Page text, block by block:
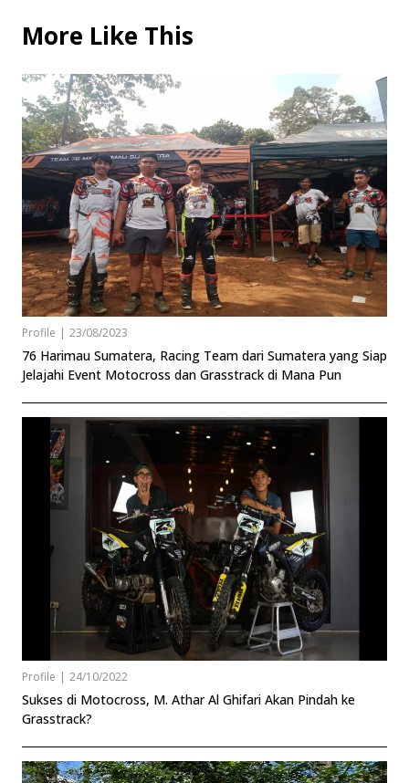
More Like This
Profile | 23/08/2023
76 Harimau Sumatera, Racing Team dari Sumatera yang Siap
Jelajahi Event Motocross dan Grasstrack di Mana Pun
Profile | 24/10/2022
Sukses di Motocross, M. Athar Al Ghifari Akan Pindah ke
Grasstrack?